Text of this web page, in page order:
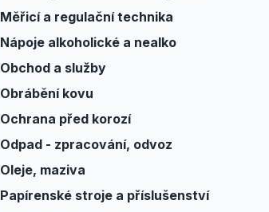
Měřicí a regulační technika
Nápoje alkoholické a nealko
Obchod a služby
Obrábění kovu
Ochrana před korozí
Odpad - zpracování, odvoz
Oleje, maziva
Papírenské stroje a příslušenství